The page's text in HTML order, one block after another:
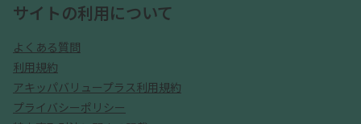
サイトの利用について
よくある質問
利用規約
アキッパバリュープラス利用規約
プライバシーポリシー